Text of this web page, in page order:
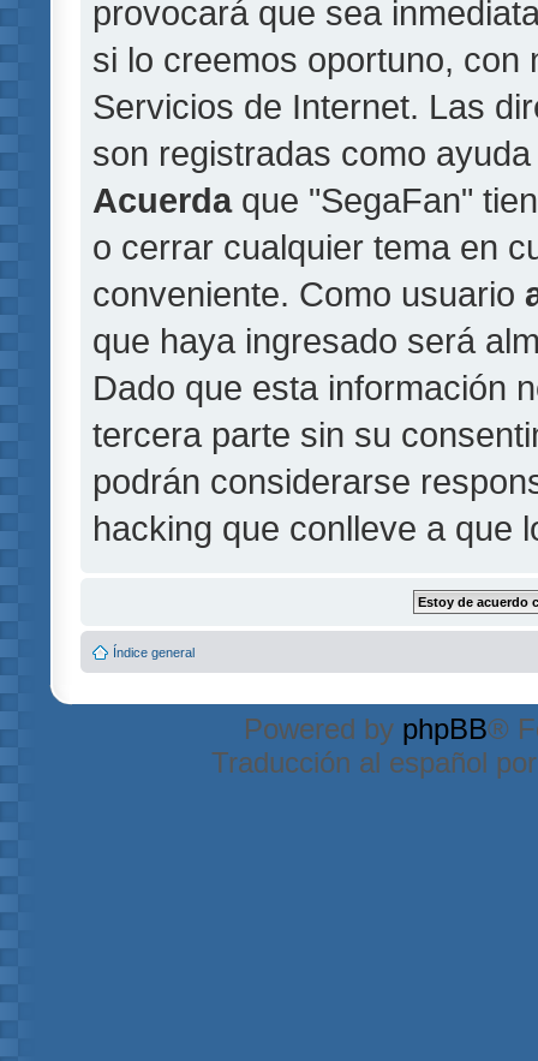
provocará que sea
si lo creemos oportuno, con
Servicios de Internet. Las
son registradas como
Acuerdaque "SegaFan"
o cerrar cualquier tema en
conveniente. Como usuario
que haya ingresado será
Dado que esta información
tercera parte sin su
podrán considerarse
hacking que conlleve a que
Índice general
Powered by phpBB®
Traducción al español